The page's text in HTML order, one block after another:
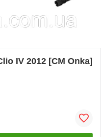
IV 2012 [СМ Onka]